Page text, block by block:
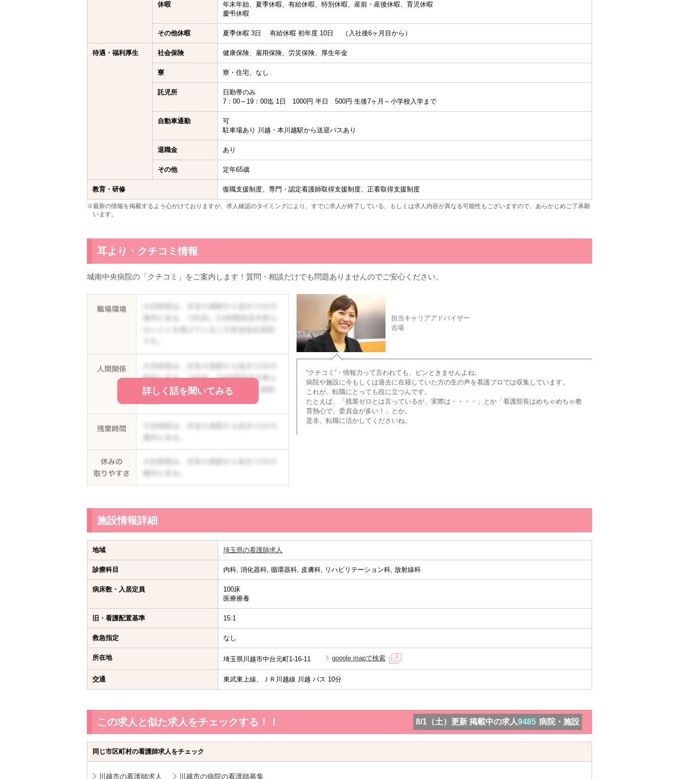
休暇
年末年始、夏季休暇、有給休暇、特別休暇、産前・産後休暇、育児休暇
慶弔休暇
その他休暇 夏季休暇 3日 有給休暇 初年度 10日 （入社後6ヶ月目から）
待遇・福利厚生 社会保険 健康保険、雇用保険、労災保険、厚生年金
寮 寮・住宅、なし
託児所
日勤帯のみ
7：00～19：00迄 1日 1000円 半日 500円 生後7ヶ月～小学校入学まで
自動車通勤
可
駐車場あり 川越・本川越駅から送迎バスあり
退職金 あり
その他 定年65歳
教育・研修 復職支援制度、専門・認定看護師取得支援制度、正看取得支援制度
※最新の情報を掲載するよう心がけておりますが、求人確認のタイミングにより、すでに求人が終了している、もしくは求人内容が異なる可能性もございますので、あらかじめご了承願
います。
耳より・クチコミ情報
城南中央病院の「クチコミ」をご案内します！質問・相談だけでも問題ありませんのでご安心ください。
詳しく話を聞いてみる
担当キャリアアドバイザー
吉場
“クチコミ”・情報力って言われても、ピンときませんよね。
病院や施設に今もしくは過去に在籍していた方の生の声を看護プロでは収集しています。
これが、転職にとっても役に立つんです。
たとえば、「残業ゼロとは言っているが、実際は・・・・」とか「看護部長はめちゃめちゃ教
育熱心で、委員会が多い！」とか。
是非、転職に活かしてくださいね。
施設情報詳細
地域 埼玉県の看護師求人
診療科目 内科, 消化器科, 循環器科, 皮膚科, リハビリテーション科, 放射線科
病床数・入居定員
100床
医療療養
旧・看護配置基準 15:1
救急指定 なし
所在地 埼玉県川越市中台元町1-16-11 google mapで検索
交通 東武東上線、ＪＲ川越線 川越 バス 10分
この求人と似た求人をチェックする！！ 8/1（土）更新 掲載中の求人9485 病院・施設
同じ市区町村の看護師求人をチェック
川越市の看護師求人 川越市の病院の看護師募集